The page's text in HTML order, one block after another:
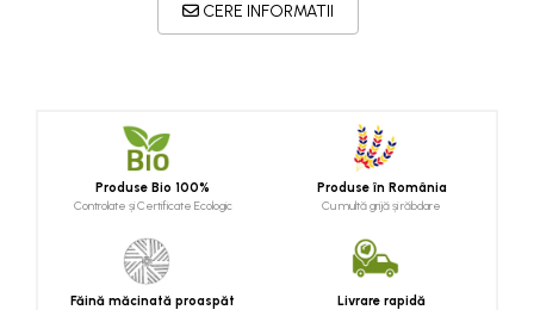
CERE INFORMATII
Produse Bio 100%
Controlate și Certificate Ecologic
Produse în România
Cu multă grijă și răbdare
Făină măcinată proaspăt
Livrare rapidă